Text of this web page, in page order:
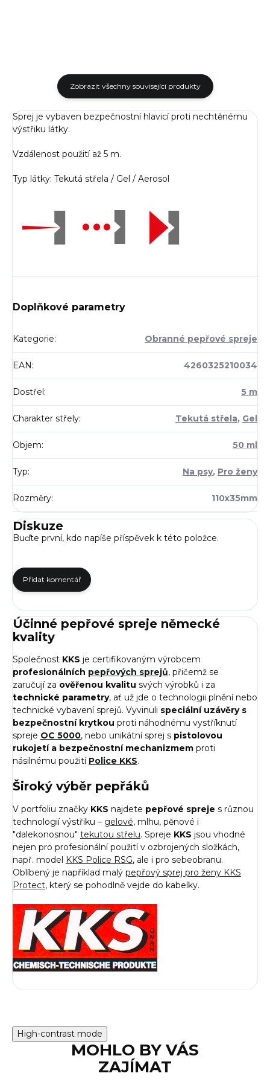
Zobrazit všechny související produkty
Sprej je vybaven bezpečnostní hlavicí proti nechtěnému
výstřiku látky.
Vzdálenost použití až 5 m.
Typ látky: Tekutá střela / Gel / Aerosol
Doplňkové parametry
Kategorie: Obranné pepřové spreje
EAN: 4260325210034
Dostřel: 5 m
Charakter střely: Tekutá střela, Gel
Objem: 50 ml
Typ: Na psy, Pro ženy
Rozměry: 110x35mm
Diskuze
Buďte první, kdo napíše příspěvek k této položce.
Přidat komentář
Účinné pepřové spreje německé
kvality
Společnost KKS je certifikovaným výrobcem
profesionálních pepřových sprejů, přičemž se
zaručujíza ověřenou kvalitu svých výrobků i za
technické parametry, ať už jde o technologii plnění nebo
technické vybavení sprejů. Vyvinuli speciální uzávěry s
bezpečnostní krytkou proti náhodnému vystříknutí
spreje OC 5000, nebo unikátní sprej s pistolovou
rukojetí a bezpečnostní mechanizmem proti
násilnému použití Police KKS.
Široký výběr pepřáků
V portfoliu značky KKS najdete pepřové spreje s různou
technologií výstřiku – gelové, mlhu, pěnové i
"dalekonosnou" tekutou střelu. Spreje KKS jsou vhodné
nejen pro profesionální použití v ozbrojených složkách,
např. model KKS Police RSG, ale i pro sebeobranu.
Oblíbený je například malý pepřový sprej pro ženy KKS
Protect, který se pohodlně vejde do kabelky.
High-contrast mode
MOHLO BY VÁS
ZAJÍMAT